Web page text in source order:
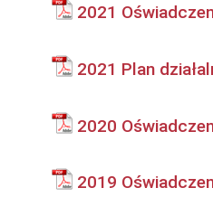
2021
2021 Plan
2020
2019